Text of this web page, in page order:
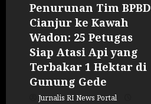
Penurunan Tim BPBD
Cianjur ke Kawah
Wadon: 25 Petugas
Siap Atasi Api yang
Terbakar 1 Hektar di
Gunung Gede
Jurnalis RI News Portal